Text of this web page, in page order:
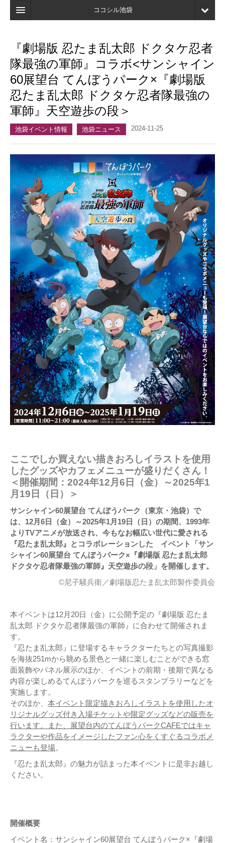
ココシル池袋
検索
店舗・施設最新情報
口コミ
マイページ
ブックマーク
『劇場版 忍たま乱太郎 ドクタケ忍者
隊最強の軍師』コラボ<サンシャイン
60展望台 てんぼうパーク×『劇場版
忍たま乱太郎 ドクタケ忍者隊最強の
軍師』天空遊歩の段＞
池袋イベント情報 池袋ニュース 2024-11-25
ここでしか買えない描きおろしイラストを使用
したグッズやカフェメニューが盛りだくさん！
＜開催期間：2024年12月6日（金）～2025年1
月19日（日）＞
サンシャイン60展望台 てんぼうパーク（東京・池袋）で
は、12月6日（金）～2025年1月19日（日）の期間、1993年
よりTVアニメが放送され、今もなお幅広い世代に愛される
『忍たま乱太郎』とコラボレーションした イベント「サン
シャイン60展望台 てんぼうパーク×『劇場版 忍たま乱太郎
ドクタケ忍者隊最強の軍師』天空遊歩の段」を開催します。
©尼子騒兵衛／劇場版忍たま乱太郎製作委員会
本イベントは12月20日（金）に公開予定の『劇場版 忍たま
乱太郎 ドクタケ忍者隊最強の軍師』に合わせて開催されま
す。
『忍たま乱太郎』に登場するキャラクターたちとの写真撮影
を海抜251mから眺める景色と一緒に楽しむことができる窓
面装飾やパネル展示のほか、イベントの前期・後期で異なる
内容が楽しめるてんぼうパークを巡るスタンプラリーなどを
実施します。
そのほか、 本イベント限定描きおろしイラストを使用したオ
リジナルグッズ付き入場チケットや限定グッズなどの販売を
行います。また、展望台内のてんぼうパークCAFEではキャ
ラクターや作品をイメージしたファン心をくすぐるコラボメ
ニューも登場。
『忍たま乱太郎』の魅力が詰まった本イベントに是非お越し
ください。
開催概要
イベント名：サンシャイン60展望台 てんぼうパーク×『劇場